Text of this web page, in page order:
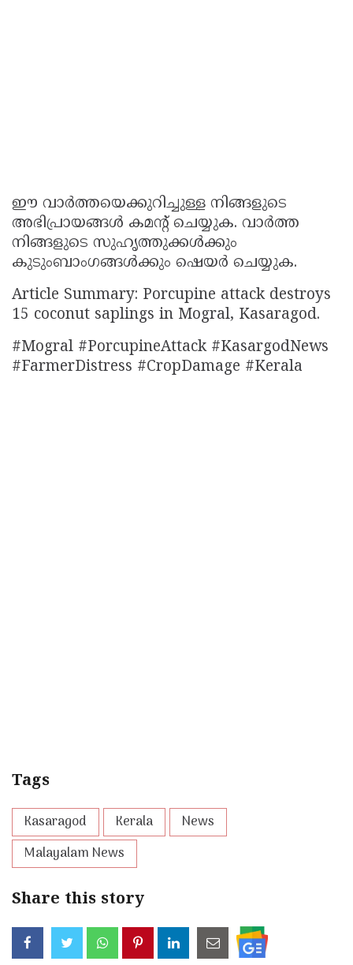
ഈ വാർത്തയെക്കുറിച്ചുള്ള നിങ്ങളുടെ
അഭിപ്രായങ്ങൾ കമൻ്റ് ചെയ്യുക. വാർത്ത
നിങ്ങളുടെ സുഹൃത്തുക്കൾക്കും
കുടുംബാംഗങ്ങൾക്കും ഷെയർ ചെയ്യുക.
Article Summary: Porcupine attack destroys
15 coconut saplings in Mogral, Kasaragod.
#Mogral #PorcupineAttack #KasargodNews
#FarmerDistress #CropDamage #Kerala
Tags
Kasaragod Kerala
News
Malayalam News
Share this story